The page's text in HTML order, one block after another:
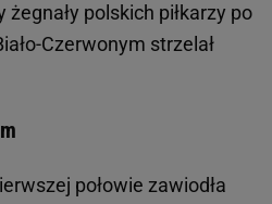
polskich piłkarzy po
Czerwonym strzelał
połowie zawiodła